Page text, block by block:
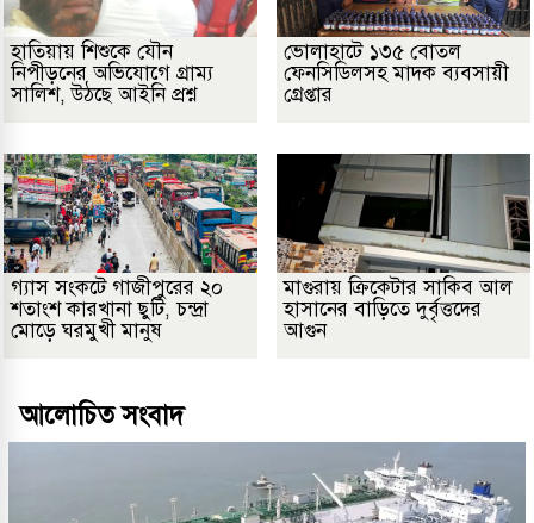
হাতিয়ায় শিশুকে যৌন
নিপীড়নের অভিযোগে গ্রাম্য
সালিশ, উঠছে আইনি প্রশ্ন
ভোলাহাটে ১৩৫ বোতল
ফেনসিডিলসহ মাদক ব্যবসায়ী
গ্রেপ্তার
গ্যাস সংকটে গাজীপুরের ২০
শতাংশ কারখানা ছুটি, চন্দ্রা
মোড়ে ঘরমুখী মানুষ
মাগুরায় ক্রিকেটার সাকিব আল
হাসানের বাড়িতে দুর্বৃত্তদের
আগুন
আলোচিত সংবাদ